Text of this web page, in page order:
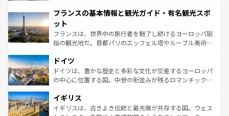
ませてくれるイタリアで、忘れられない旅をしてみよう！
なお、新着のイタリア情報は
しい。
文化が根付くこの国では、情熱的なフラメンコ、熱気あふ
れる闘牛、そして美味しいタパスが生活の一部となってい
る。首都マドリードの洗練された雰囲気や、バルセロナの
アートに溢れた街角から、地方では古代ローマ遺跡や中世
せる。地方によって風土や気候が異なるスペインはその個
性で訪れる人を魅了する。 なお、新着のスペイン情報は コ
ンテンツ一覧を参照してほしい。
フランスの基本情報と観光ガイド・有名観光スポ
ット
フランスは、世界中の旅行者を魅了し続けるヨーロッパ屈
指の観光地だ。首都パリのエッフェル塔やルーブル美術館
で、幅広い魅力が詰まっている。華麗な宮殿、歴史的な大
聖堂、美しいビーチ、そして豊かな自然が、訪れる者を心
から魅了する。また、フランスは美食の国としても知ら
いる。シャンパンの発祥地であるランス、プロヴァンスの
香り高いラベンダー畑など、多彩な楽しみ方が可能だ。さ
ドイツ
ドイツは、豊かな歴史と多彩な文化が交差するヨーロッパ
の中心に位置する国。中世の街並みが残るロマンチック街
顔を持つこの国は、どこを歩いても飽きることがない。ベ
ルリンの文化的活気、バイエルン州のアルプスの絶景、そ
イギリス
イギリスは、古きよき伝統と最先端が共存する国。ウェス